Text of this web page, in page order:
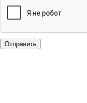
Отправить